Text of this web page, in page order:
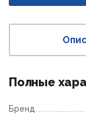
Полные
Бренд